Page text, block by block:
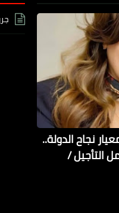
نجاح الدولة..
التأجيل /